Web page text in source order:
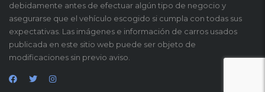
debidamente antes de efectuar algún tipo de negocio y
asegurarse que el vehículo escogido si cumpla con todas sus
expectativas. Las imágenes e información de carros usados
publicada en este sitio web puede ser objeto de
modificaciones sin previo aviso.